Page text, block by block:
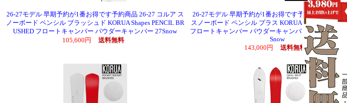
26-27モデル 早期予約が1番お得です予約商品 26-27 コルア ス
ノーボード ペンシル ブラッシュド KORUA Shapes PENCIL BR
USHED フロートキャンバー パウダーキャンバー 27Snow
105,600円
送料無料
26-27モデル 早期予約が1番お得です予約商品 26-27
スノーボード ペンシル プラス KORUA Shapes PENCIL
フロートキャンバー パウダーキャンバー スノーボー
Snow
143,000円
送料無料